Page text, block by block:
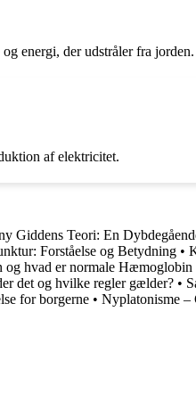
energi, der udstråler fra jorden.
af elektricitet.
Giddens Teori: En
Forståelse og Betydning •
hvad er normale
det og hvilke regler gælder? •
for borgerne • Nyplatonisme –